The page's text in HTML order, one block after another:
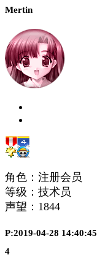
Mertin
角色：注册会员
等级：技术员
声望： 1844
P:2019-04-28 14:40:45
4